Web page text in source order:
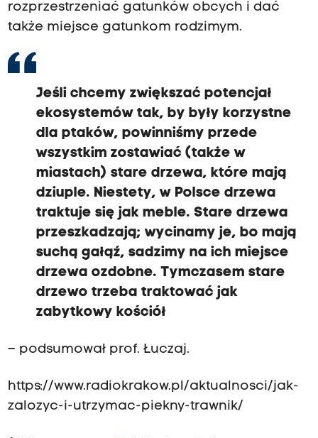
rozprzestrzeniać gatunków obcych i dać
także miejsce gatunkom rodzimym.
Jeśli chcemy zwiększać potencjał
ekosystemów tak, by były korzystne
dla ptaków, powinniśmy przede
wszystkim zostawiać (także w
miastach) stare drzewa, które mają
dziuple. Niestety, w Polsce drzewa
traktuje się jak meble. Stare drzewa
przeszkadzają; wycinamy je, bo mają
suchą gałąź, sadzimy na ich miejsce
drzewa ozdobne. Tymczasem stare
drzewo trzeba traktować jak
zabytkowy kościół
– podsumował prof. Łuczaj.
https://www.radiokrakow.pl/aktualnosci/jak-
zalozyc-i-utrzymac-piekny-trawnik/